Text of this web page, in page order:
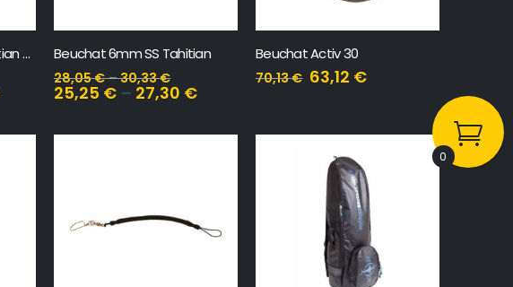
Beuchat 6.5mm SS Tahitian Single Barb Beuchat 6mm SS Tahitian
28,05€–30,33€
25,25 € – 27,30 €
Beuchat Activ 30
70,13€ 63,12 €
0